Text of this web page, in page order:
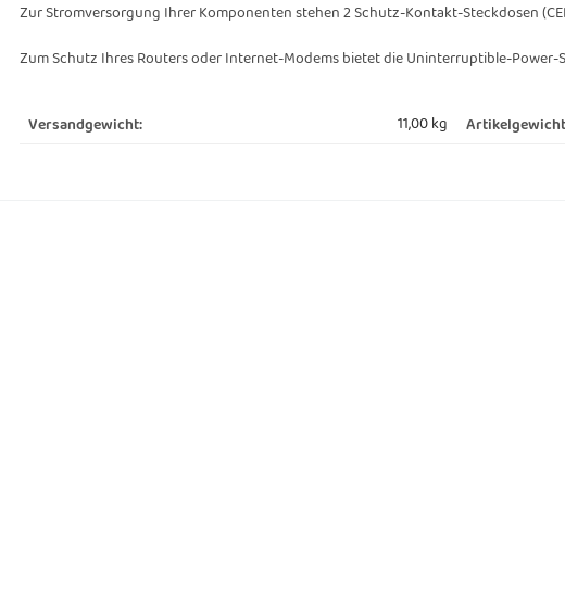
Zur Stromversorgung Ihrer Komponenten stehen 2 Schutz-Kontakt-Steckdosen
Zum Schutz Ihres Routers oder Internet-Modems bietet die Uninterruptible-Power-
Versandgewicht: 11,00 kg